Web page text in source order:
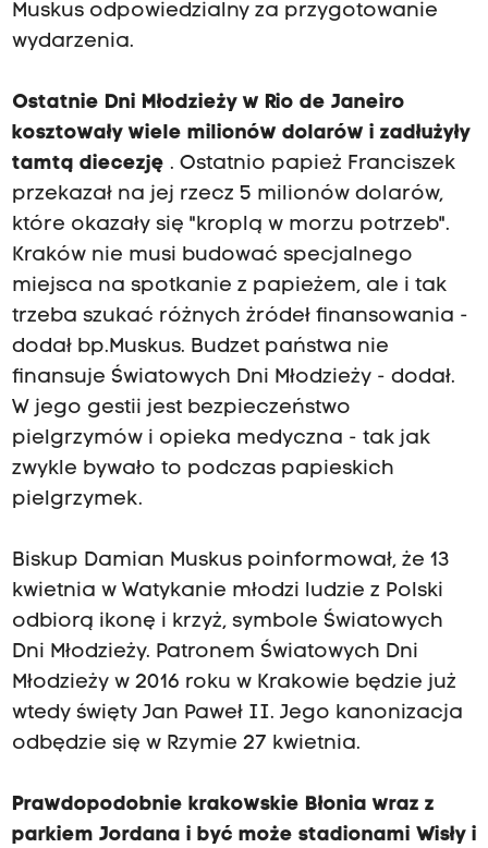
Muskus odpowiedzialny za przygotowanie
wydarzenia.
Ostatnie Dni Młodzieży w Rio de Janeiro
kosztowały wiele milionów dolarów i zadłużyły
tamtą diecezję . Ostatnio papież Franciszek
przekazał na jej rzecz 5 milionów dolarów,
które okazały się "kroplą w morzu potrzeb".
Kraków nie musi budować specjalnego
miejsca na spotkanie z papieżem, ale i tak
trzeba szukać różnych żródeł finansowania -
dodał bp.Muskus. Budzet państwa nie
finansuje Światowych Dni Młodzieży - dodał.
W jego gestii jest bezpieczeństwo
pielgrzymów i opieka medyczna - tak jak
zwykle bywało to podczas papieskich
pielgrzymek.
Biskup Damian Muskus poinformował, że 13
kwietnia w Watykanie młodzi ludzie z Polski
odbiorą ikonę i krzyż, symbole Światowych
Dni Młodzieży. Patronem Światowych Dni
Młodzieży w 2016 roku w Krakowie będzie już
wtedy święty Jan Paweł II. Jego kanonizacja
odbędzie się w Rzymie 27 kwietnia.
Prawdopodobnie krakowskie Błonia wraz z
parkiem Jordana i być może stadionami Wisły i